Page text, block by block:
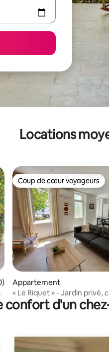
Locations
moyenne sur la base de 70
Coup de cœur voyageurs
Coup de cœur voyageurs
Appartement
« Le Riquet » - Jardin privé,
parking
confort d'un